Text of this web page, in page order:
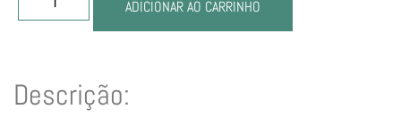
ADICIONAR AO CARRINHO
Descrição: